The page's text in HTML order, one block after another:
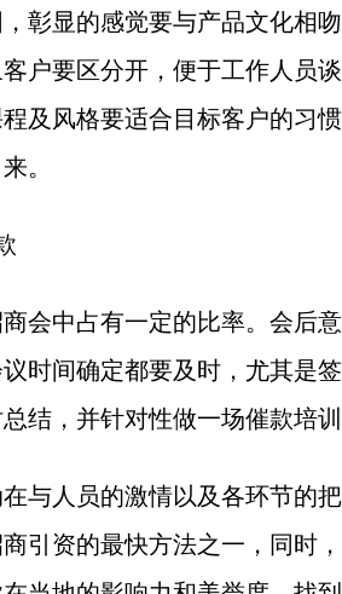
彰显的感觉要与产品文化相
户要区分开，便于工作人员
及风格要适合目标客户的习
。
会中占有一定的比率。会后
时间确定都要及时，尤其是
结，并针对性做一场催款培训
与人员的激情以及各环节的
引资的最快方法之一，同时